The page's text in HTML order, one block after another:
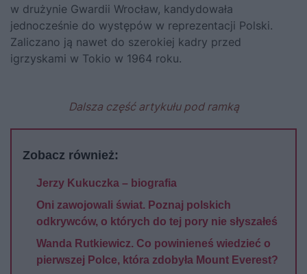
w drużynie Gwardii Wrocław, kandydowała
jednocześnie do występów w reprezentacji Polski.
Zaliczano ją nawet do szerokiej kadry przed
igrzyskami w Tokio w 1964 roku.
Dalsza część artykułu pod ramką
Zobacz również:
Jerzy Kukuczka – biografia
Oni zawojowali świat. Poznaj polskich
odkrywców, o których do tej pory nie słyszałeś
Wanda Rutkiewicz. Co powinieneś wiedzieć o
pierwszej Polce, która zdobyła Mount Everest?